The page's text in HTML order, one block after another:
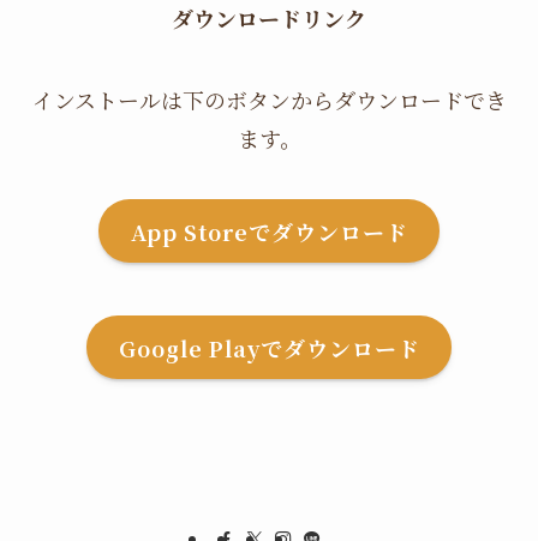
ダウンロードリンク
インストールは下のボタンからダウンロードでき
ます。
App Storeでダウンロード
Google Playでダウンロード